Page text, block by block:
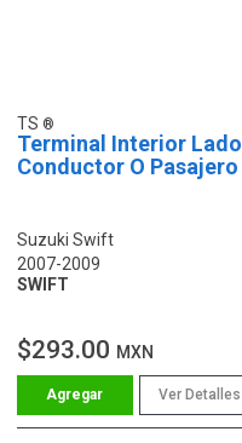
TS
Terminal Interior Lado
Conductor O Pasajero
Suzuki Swift
2007-2009
SWIFT
$293.00 MXN
Ver Detalles